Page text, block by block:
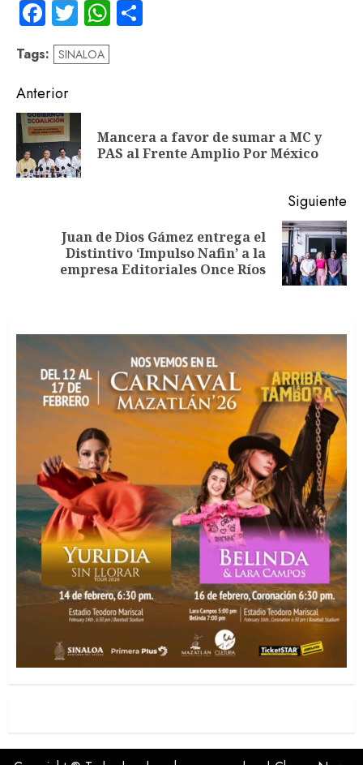
Facebook
TwitterWhatsApp
Tags: SINALOA
Navegación
de
entradas
Anterior
Mancera a favor de sumar a MC y
PAS al Frente Amplio Por México
Siguiente
Siguiente
entrada:
Juan de Dios Gámez entrega el
Distintivo ‘Impulso Nafin’ a la
empresa Editoriales Once Ríos